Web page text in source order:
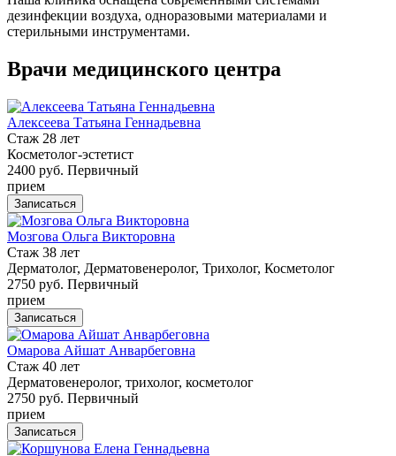
дезинфекции воздуха, одноразовыми материалами и
стерильными инструментами.
Врачи медицинского центра
Алексеева Татьяна Геннадьевна
Стаж 28 лет
Косметолог-эстетист
2400 руб. Первичный
прием
Записаться
Мозгова Ольга Викторовна
Стаж 38 лет
Дерматолог, Дерматовенеролог, Трихолог, Косметолог
2750 руб. Первичный
прием
Записаться
Омарова Айшат Анварбеговна
Стаж 40 лет
Дерматовенеролог, трихолог, косметолог
2750 руб. Первичный
прием
Записаться